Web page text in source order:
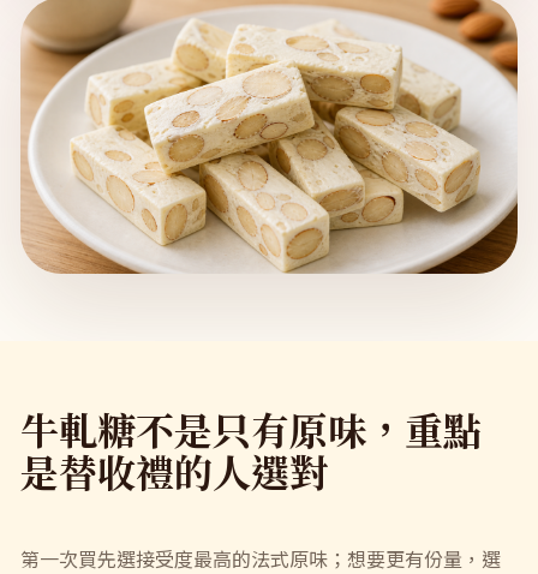
牛軋糖不是只有原味，重點
是替收禮的人選對
第一次買先選接受度最高的法式原味；想要更有份量，選